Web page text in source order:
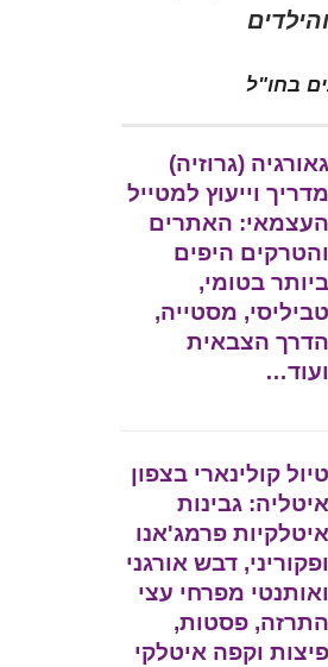
בחו"ל
גאורגיה (גרוזיה)
מדריך וייעוץ למטייל
העצמאי: האתרים
והטרקים היפים
ביותר בטומי,
טביליסי, מסטייה,
הדרך הצבאית
ועוד…
טיול קולינארי בצפון
איטליה: גבינות
איטלקיות פרמג'אנו
ופקוריני, דבש אורגני
ואותנטי מפרחי עצי
התרזה, פסטות,
פיצות וקפה איטלקי